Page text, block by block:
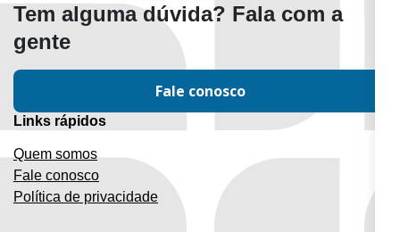
Entrada USB
Tem alguma dúvida? Fala com a
gente
Fale conosco
Links rápidos
Quem somos
Fale conosco
Política de privacidade